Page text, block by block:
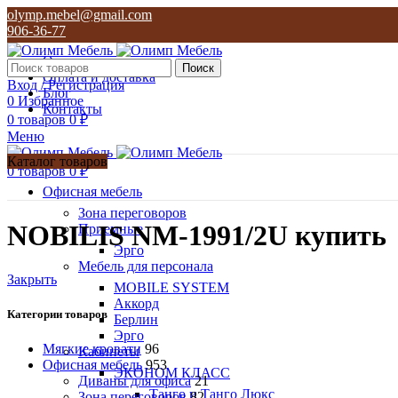
olymp.mebel@gmail.com
906-36-77
О нас
Оплата и доставка
Блог
Контакты
Поиск
Вход / Регистрация
0 Избранное
0 товаров 0₽
Меню
0товаров 0₽
Каталог товаров
Офисная мебель
Зона переговоров
Приемные
Эрго
Мебель для персонала
MOBILE SYSTEM
Аккорд
Берлин
Эрго
Кабинеты
ЭКОНОМ КЛАСС
Танго и Танго Люкс
NOBILIS NM-1991/2U купить
Закрыть
Категории товаров
Мягкие кровати 96
Офисная мебель 953
Диваны для офиса 21